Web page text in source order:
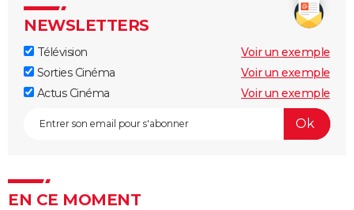
NEWSLETTERS
Télévision
Voir un exemple
Sorties Cinéma
Voir un exemple
Actus Cinéma
Voir un exemple
EN CE MOMENT